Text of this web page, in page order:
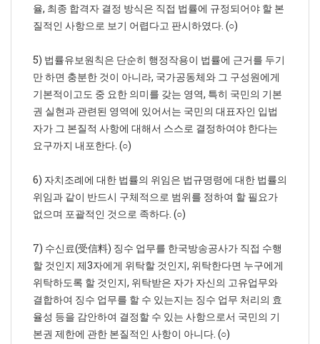
율, 최종 합격자 결정 방식은 직접 법률에 규정되어야 할 본
질적인 사항으로 보기 어렵다고 판시하였다. (○)
5) 법률유보원칙은 단순히 행정작용이 법률에 근거를 두기
만 하면 충분한 것이 아니라, 국가공동체와 그 구성원에게
기본적이고도 중 요한 의미를 갖는 영역, 특히 국민의 기본
권 실현과 관련된 영역에 있어서는 국민의 대표자인 입법
자가 그 본질적 사항에 대해서 스스로 결정하여야 한다는
요구까지 내포한다. (○)
6) 자치조례에 대한 법률의 위임은 법규명령에 대한 법률의
위임과 같이 반드시 구체적으로 범위를 정하여 할 필요가
없으며 포괄적인 것으로 족하다. (○)
7) 수신료(受信料) 징수 업무를 한국방송공사가 직접 수행
할 것인지 제3자에게 위탁할 것인지, 위탁한다면 누구에게
위탁하도록 할 것인지, 위탁받은 자가 자신의 고유업무와
결합하여 징수 업무를 할 수 있는지는 징수 업무 처리의 효
율성 등을 감안하여 결정할 수 있는 사항으로서 국민의 기
본권 제한에 관한 본질적인 사항이 아니다. (○)